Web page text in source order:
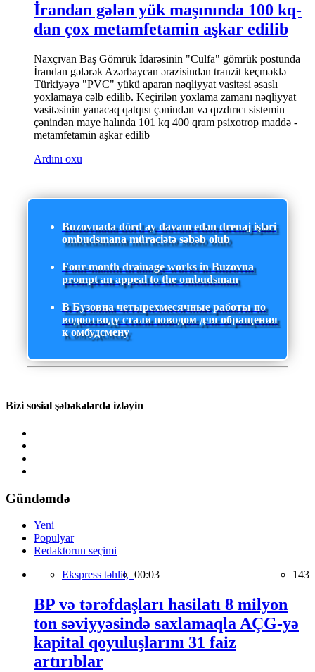
İrandan gələn yük maşınında 100 kq-
dan çox metamfetamin aşkar edilib
Naxçıvan Baş Gömrük İdarəsinin "Culfa" gömrük postunda
İrandan gələrək Azərbaycan ərazisindən tranzit keçməklə
Türkiyəyə "PVC" yükü aparan nəqliyyat vasitəsi əsaslı
yoxlamaya cəlb edilib. Keçirilən yoxlama zamanı nəqliyyat
vasitəsinin yanacaq qatqısı çənindən və qızdırıcı sistemin
çənindən maye halında 101 kq 400 qram psixotrop maddə -
metamfetamin aşkar edilib
Ardını oxu
Buzovnada dörd ay davam edən drenaj işləri
ombudsmana müraciətə səbəb olub
Four-month drainage works in Buzovna
prompt an appeal to the ombudsman
В Бузовна четырехмесячные работы по
водоотводу стали поводом для обращения
к омбудсмену
Bizi sosial şəbəkələrdə izləyin
Gündəmdə
Yeni
Populyar
Redaktorun seçimi
Ekspress təhlil, 00:03 143
BP və tərəfdaşları hasilatı 8 milyon
ton səviyyəsində saxlamaqla AÇG-yə
kapital qoyuluşlarını 31 faiz
artırıblar